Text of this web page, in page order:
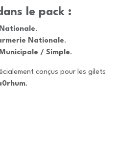
le pack :
.
Nationale.
/ Simple.
conçus pour les gilets
.